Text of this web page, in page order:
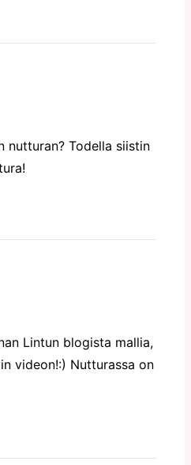
nutturan? Todella siistin
Lintun blogista mallia,
videon!:) Nutturassa on